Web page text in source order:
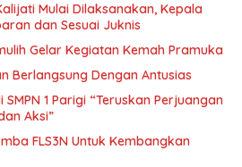
Mulai Dilaksanakan, Kepala
dan Sesuai Juknis
Gelar Kegiatan Kemah Pramuka
Berlangsung Dengan Antusias
1 Parigi “Teruskan Perjuangan
Aksi”
FLS3N Untuk Kembangkan